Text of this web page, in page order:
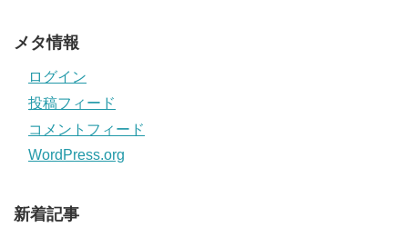
メタ情報
ログイン
投稿フィード
コメントフィード
WordPress.org
新着記事